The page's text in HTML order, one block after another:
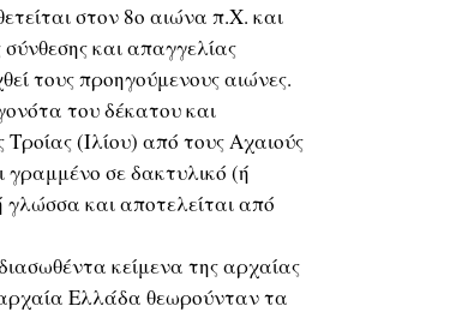
στον 8ο αιώνα π.Χ. και
και απαγγελίας
τους προηγούμενους αιώνες.
του δέκατου και
(Ιλίου) από τους Αχαιούς
γραμμένο σε δακτυλικό (ή
γλώσσα και αποτελείται από
κείμενα της αρχαίας
Ελλάδα θεωρούνταν τα